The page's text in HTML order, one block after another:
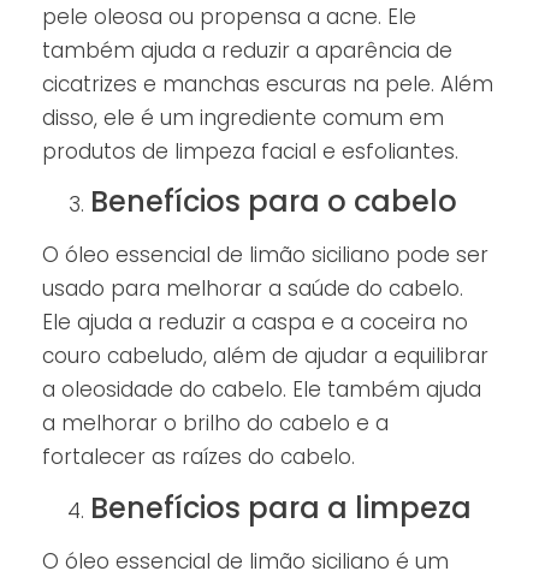
pele oleosa ou propensa a acne. Ele
também ajuda a reduzir a aparência de
cicatrizes e manchas escuras na pele. Além
disso, ele é um ingrediente comum em
produtos de limpeza facial e esfoliantes.
Benefícios para o cabelo
O óleo essencial de limão siciliano pode ser
usado para melhorar a saúde do cabelo.
Ele ajuda a reduzir a caspa e a coceira no
couro cabeludo, além de ajudar a equilibrar
a oleosidade do cabelo. Ele também ajuda
a melhorar o brilho do cabelo e a
fortalecer as raízes do cabelo.
Benefícios para a limpeza
O óleo essencial de limão siciliano é um